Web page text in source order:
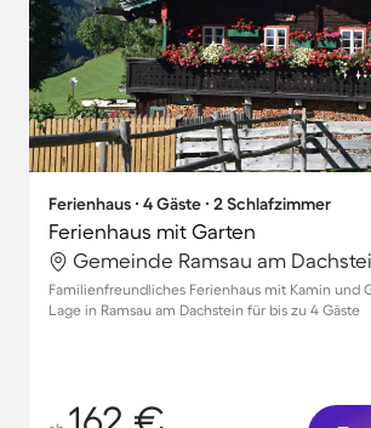
Ferienhaus ∙ 4 Gäste ∙ 2 Schlafzimmer
Ferienhaus mit Garten
Familienfreundliches Ferienhaus mit Kamin und
Lage in Ramsau am Dachstein für bis zu 4 Gäste